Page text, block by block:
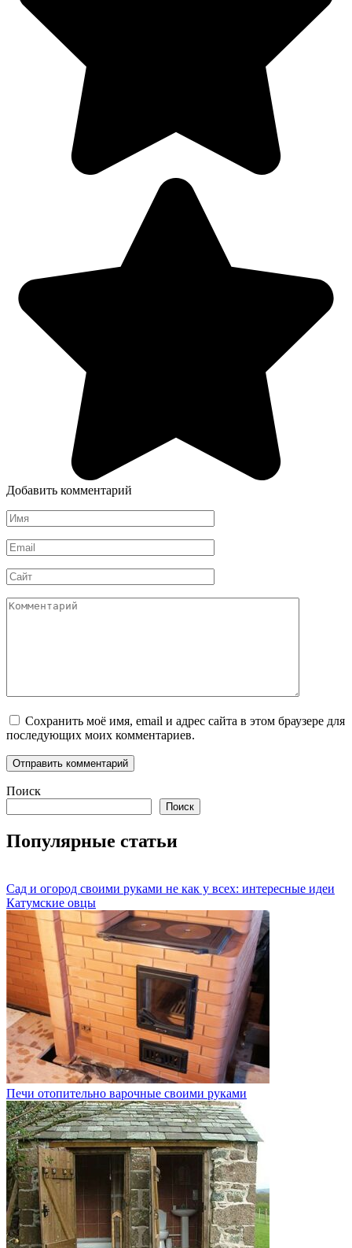
Добавить комментарий
Имя
*
Email
*
Сайт
Комментарий
Сохранить моё имя, email и адрес сайта в этом браузере для
последующих моих комментариев.
Поиск
Поиск
Популярные статьи
Сад и огород своими руками не как у всех: интересные идеи
Катумские овцы
Печи отопительно варочные своими руками